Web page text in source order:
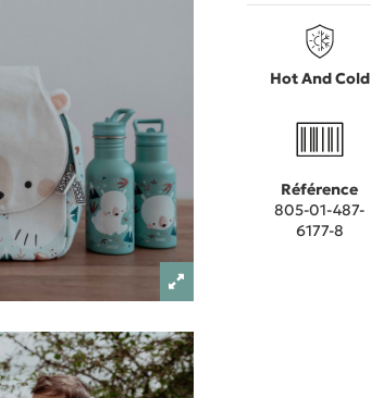
Hot And Cold
Référence
805-01-487-
6177-8